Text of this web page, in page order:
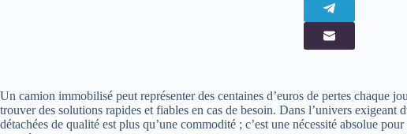
Un camion immobilisé peut représenter des centaines d’euros de pertes chaque
trouver des solutions rapides et fiables en cas de besoin. Dans l’univers exigeant
détachées de qualité est plus qu’une commodité ; c’est une nécessité absolue